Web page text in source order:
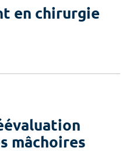
en chirurgie
mâchoires